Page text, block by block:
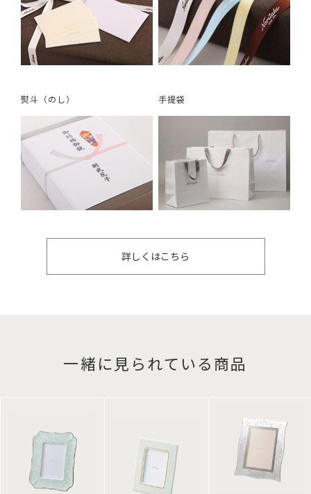
熨斗（のし） 手提袋
詳しくはこちら
一緒に見られている商品